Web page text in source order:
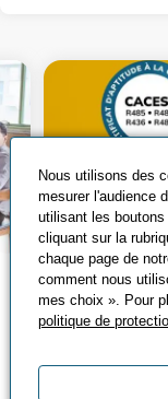
Tout
Qu’est-ce
les
Nous utilisons des
mesurer l'audience
utilisant les
cliquant sur la
chaque page de
comment nous
mes choix ». Pour
politique de